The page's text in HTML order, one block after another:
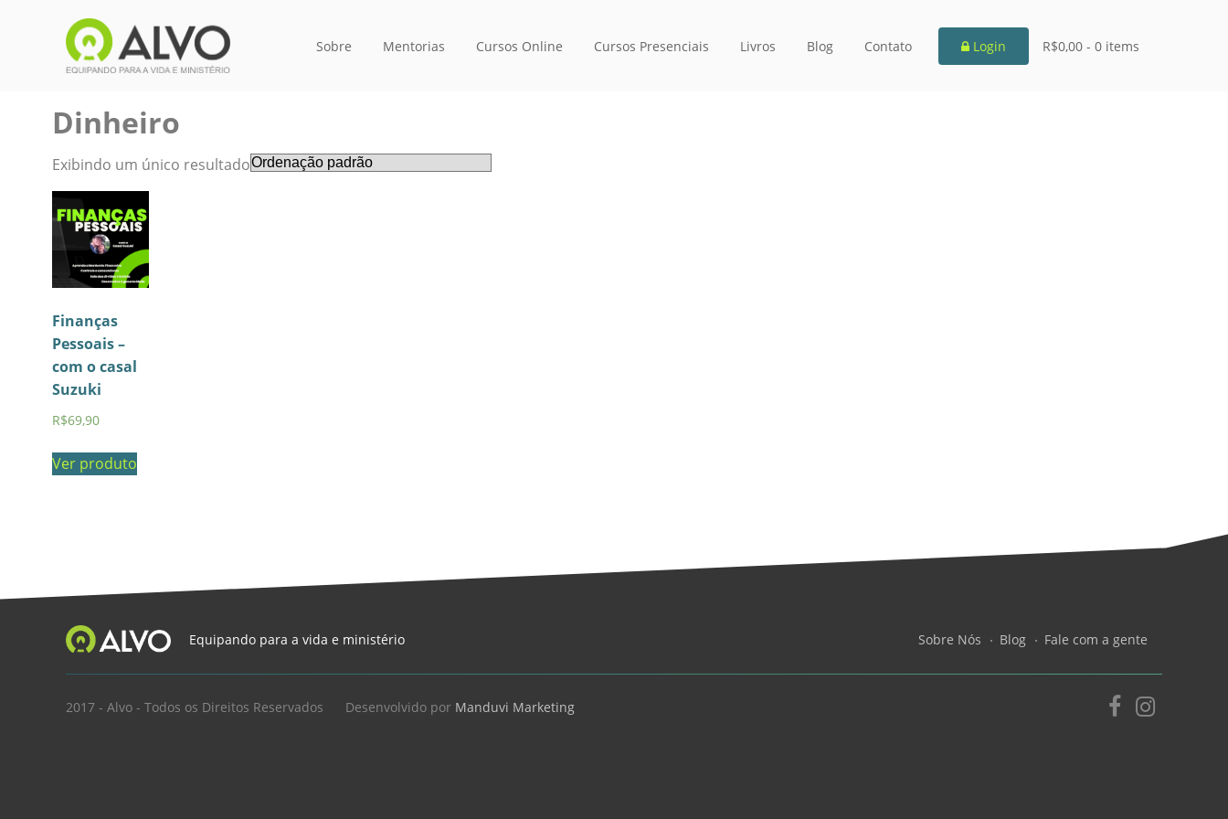
Sobre Mentorias Cursos Online Cursos Presenciais Livros Blog Contato Login R$0,00 - 0 items
Dinheiro
Exibindo um único resultado
Finanças
Pessoais –
com o casal
Suzuki
R$69,90
Ver produto
Equipando para a vida e ministério Sobre Nós Blog Fale com a gente
2017 - Alvo - Todos os Direitos Reservados Desenvolvido por Manduvi Marketing